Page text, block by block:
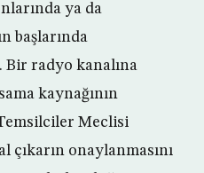
ya da
başlarında
Bir radyo kanalına
kaynağının
Meclisi
onaylanmasını